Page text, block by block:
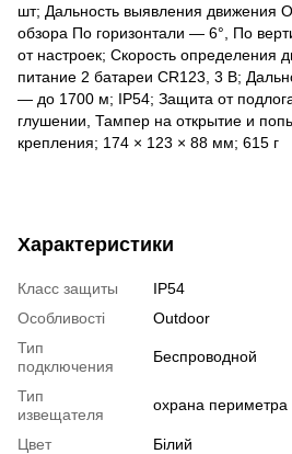
шт; Дальность выявления движения
обзора По горизонтали — 6°, По
от настроек; Скорость определения
питание 2 батареи CR123, 3 В;
— до 1700 м; IP54; Защита от
глушении, Тампер на открытие и
крепления; 174 × 123 × 88 мм; 615 г
Характеристики
Класс защиты
IP54
Особливості
Outdoor
Тип
подключения
Беспроводной
Тип
извещателя
охрана периметра
Цвет Білий